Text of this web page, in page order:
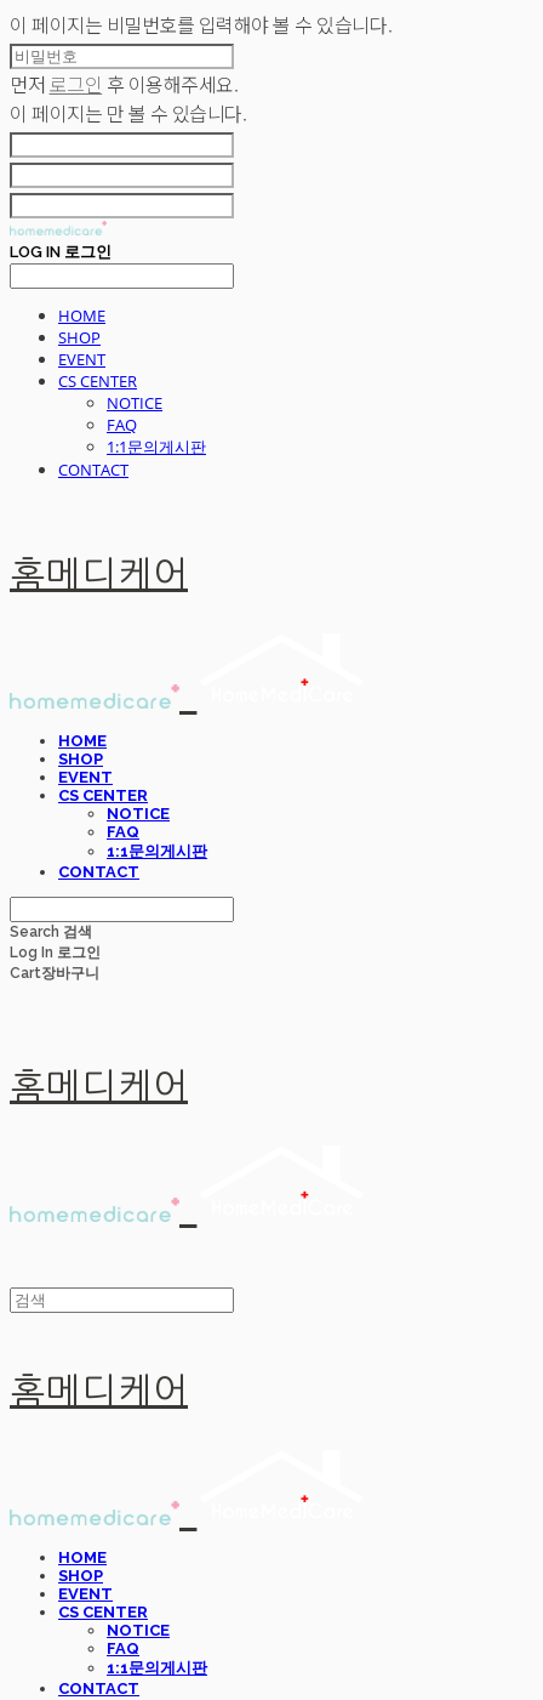
이 페이지는 비밀번호를 입력해야 볼 수 있습니다.
먼저 로그인 후 이용해주세요.
이 페이지는 만 볼 수 있습니다.
LOG IN 로그인
HOME
SHOP
EVENT
CS CENTER
NOTICE
FAQ
1:1문의게시판
CONTACT
홈메디케어
HOME
SHOP
EVENT
CS CENTER
NOTICE
FAQ
1:1문의게시판
CONTACT
Search 검색
Log In 로그인
Cart장바구니
홈메디케어
홈메디케어
HOME
SHOP
EVENT
CS CENTER
NOTICE
FAQ
1:1문의게시판
CONTACT